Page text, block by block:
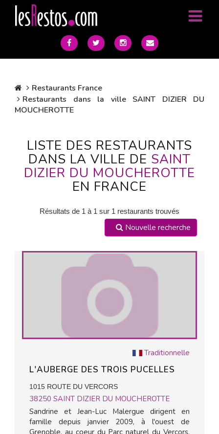
Restaurants France
Restaurants dans la ville SAINT DIZIER DU
MOUCHEROTTE
LISTE DES RESTAURANTS
DANS LA VILLE DE SAINT
DIZIER DU MOUCHEROTTE
EN FRANCE
Résultats de 1 à 1 sur 1 restaurants trouvés
Nouvelle recherche
Traditionnelle
L'AUBERGE DES TROIS PUCELLES
1015 ROUTE DU VERCORS
38250 SAINT DIZIER DU MOUCHEROTTE
Sandrine et Jean-Luc Malergue dirigent en
famille depuis janvier 2009, à l'ouest de
Grenoble, au coeur du Parc naturel du Vercors,